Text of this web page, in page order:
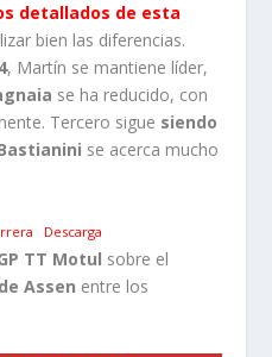
detallados de esta
bien las diferencias.
, Martín se mantiene líder,
se ha reducido, con
Tercero sigue siendo
se acerca mucho
Descarga
TT Motul sobre el
Assen entre los